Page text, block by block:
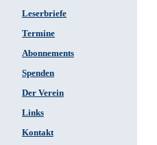
Leserbriefe
Termine
Abonnements
Spenden
Der Verein
Links
Kontakt